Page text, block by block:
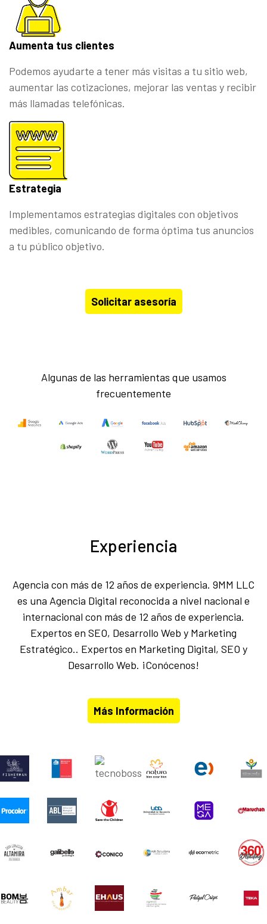
Aumenta tus clientes
Podemos ayudarte a tener más visitas a tu sitio web,
aumentar las cotizaciones, mejorar las ventas y recibir
más llamadas telefónicas.
Estrategia
Implementamos estrategias digitales con objetivos
medibles, comunicando de forma óptima tus anuncios
a tu público objetivo.
Solicitar asesoría
Algunas de las herramientas que usamos
frecuentemente
Experiencia
Agencia con más de 12 años de experiencia. 9MM LLC
es una Agencia Digital reconocida a nivel nacional e
internacional con más de 12 años de experiencia.
Expertos en SEO, Desarrollo Web y Marketing
Estratégico.. Expertos en Marketing Digital, SEO y
Desarrollo Web. ¡Conócenos!
Más Información